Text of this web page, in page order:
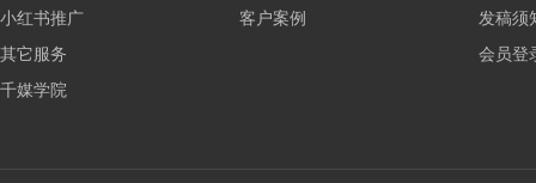
小红书推广
其它服务
千媒学院
客户案例
发稿须
会员登